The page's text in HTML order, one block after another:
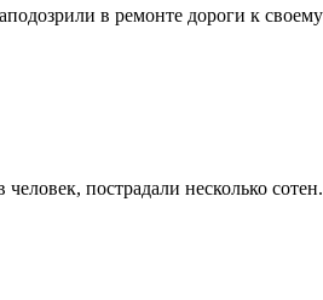
в ремонте дороги к
пострадали несколько